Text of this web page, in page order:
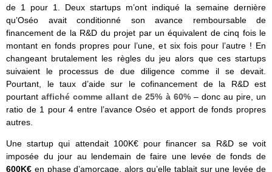
de 1 pour 1. Deux startups m’ont indiqué la semaine dernière
qu’Oséo avait conditionné son avance remboursable de
financement de la R&D du projet par un équivalent de cinq fois le
montant en fonds propres pour l’une, et six fois pour l’autre ! En
changeant brutalement les règles du jeu alors que ces startups
suivaient le processus de due diligence comme il se devait.
Pourtant, le taux d’aide sur le cofinancement de la R&D est
pourtantaffiché comme allant de 25% à 60%– donc au pire, un
ratio de 1 pour 4 entre l’avance Oséo et apport de fonds propres
autres.
Une startup qui attendait 100K€ pour financer sa R&D se voit
imposée du jour au lendemain de faire une levée de fonds de
600K€ en phase d’amorçage, alors qu’elle tablait sur une levée de